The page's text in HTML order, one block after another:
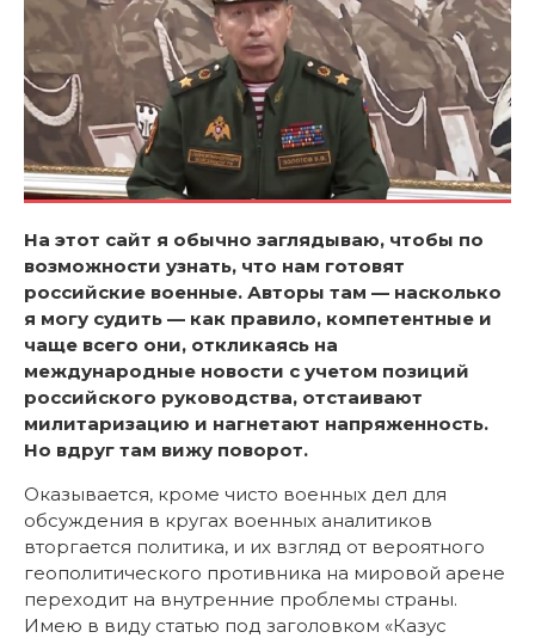
На этот сайт я обычно заглядываю, чтобы по
возможности узнать, что нам готовят
российские военные. Авторы там — насколько
я могу судить — как правило, компетентные и
чаще всего они, откликаясь на
международные новости с учетом позиций
российского руководства, отстаивают
милитаризацию и нагнетают напряженность.
Но вдруг там вижу поворот.
Оказывается, кроме чисто военных дел для
обсуждения в кругах военных аналитиков
вторгается политика, и их взгляд от вероятного
геополитического противника на мировой арене
переходит на внутренние проблемы страны.
Имею в виду статью под заголовком «Казус